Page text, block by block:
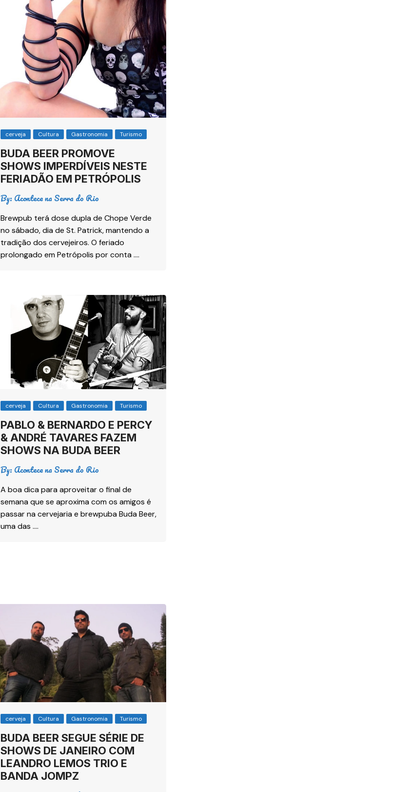
cerveja Cultura Gastronomia Turismo
BUDA BEER PROMOVE
SHOWS IMPERDÍVEIS NESTE
FERIADÃO EM PETRÓPOLIS
By: Acontece na Serra do Rio
Brewpub terá dose dupla de Chope Verde
no sábado, dia de St. Patrick, mantendo a
tradição dos cervejeiros. O feriado
prolongado em Petrópolis por conta ….
cerveja Cultura Gastronomia Turismo
PABLO & BERNARDO E PERCY
& ANDRÉ TAVARES FAZEM
SHOWS NA BUDA BEER
By: Acontece na Serra do Rio
A boa dica para aproveitar o final de
semana que se aproxima com os amigos é
passar na cervejaria e brewpuba Buda Beer,
uma das ….
cerveja Cultura Gastronomia Turismo
BUDA BEER SEGUE SÉRIE DE
SHOWS DE JANEIRO COM
LEANDRO LEMOS TRIO E
BANDA JOMPZ